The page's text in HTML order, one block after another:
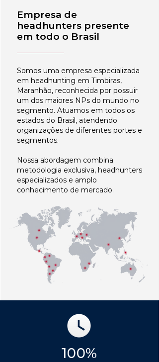
Empresa de
headhunters presente
em todo o Brasil
Somos uma empresa especializada
em headhunting em Timbiras,
Maranhão, reconhecida por possuir
um dos maiores NPs do mundo no
segmento. Atuamos em todos os
estados do Brasil, atendendo
organizações de diferentes portes e
segmentos.
Nossa abordagem combina
metodologia exclusiva, headhunters
especializados e amplo
conhecimento de mercado.
100%